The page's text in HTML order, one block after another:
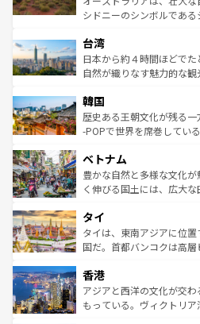
るだろう。車でのロードト
情報は
文化や歴史が息づいてい
人々、おいしいローカルフ
ク、伝統的なフラダンス
っている。訪れるたびに新
はコンテンツ一覧
シドニーのシンボルであ
リアリーフや大陸中央部に
ク）、タスマニアの美し
ど、見どころがたくさん
いる。アクティビティも充
ビング、ハイキングなど
い。オーストラリアの多
参照してほしい。
台湾
日本から約４時間ほどで
自然が織りなす魅力的な
ン）、静ひつな山岳地帯で
と山間の静けさが共存し
驚きをもたらしてくれる
容にもいいと評判のスイー
が味わえる。 なお、
照してほしい。
韓国
歴史ある王朝文化が残る
-POPで世界を席巻してい
き、地方に足を延ばせば四
できる。そして、キムチ
まで、さまざまな韓国料
リティに包まれながら、韓
わってみて
覧を参照してほしい。
ベトナム
豊かな自然と多様な文化
く伸びる国土には、広大
急速な発展と共に伝統が息
ーチミン市のフランス統
醸し出している。また、
とつ。フォーやバインミー
ひ現地で味わいたい。ど
が旅行者を迎えてくれる
タイ
タイは、東南アジアに位
国だ。首都バンコクは高
の活気が交差している。北
帯で自然と触れ合い、南
いビーチでリゾート気分
香港
アジアと西洋の文化が交
もっている。ヴィクトリ